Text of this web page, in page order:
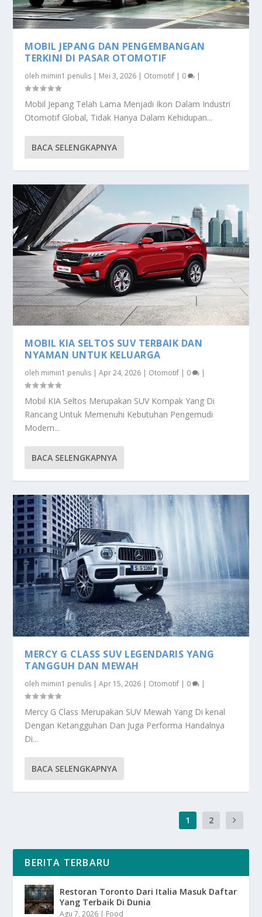
MOBIL JEPANG DAN PENGEMBANGAN
TERKINI DI PASAR OTOMOTIF
oleh mimin1 penulis | Mei 3, 2026 | Otomotif | 0 |
Mobil Jepang Telah Lama Menjadi Ikon Dalam Industri
Otomotif Global, Tidak Hanya Dalam Kehidupan...
BACA SELENGKAPNYA
MOBIL KIA SELTOS SUV TERBAIK DAN
NYAMAN UNTUK KELUARGA
oleh mimin1 penulis |Apr 24, 2026 Otomotif 0
Mobil KIA Seltos Merupakan SUV Kompak Yang Di
Rancang Untuk Memenuhi Kebutuhan Pengemudi
Modern...
BACA SELENGKAPNYA
MERCY G CLASS SUV LEGENDARIS YANG
TANGGUH DAN MEWAH
oleh mimin1 penulis |Apr 15, 2026 | Otomotif | 0 |
Mercy G Class Merupakan SUV Mewah Yang Di kenal
Dengan Ketangguhan Dan Juga Performa Handalnya
Di...
BACA SELENGKAPNYA
1 2
BERITA TERBARU
Restoran Toronto Dari Italia Masuk Daftar
Yang Terbaik Di Dunia
Agu 7, 2026 | Food